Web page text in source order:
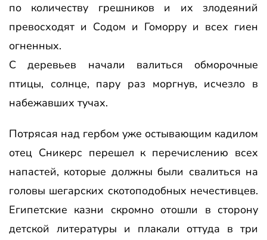
по количеству грешников и их злодеяний
превосходят и Содом и Гоморру и всех гиен
огненных.
С деревьев начали валиться обморочные
птицы, солнце, пару раз моргнув, исчезло в
набежавших тучах.
Потрясая над гербом уже остывающим кадилом
отец Сникерс перешел к перечислению всех
напастей, которые должны были свалиться на
головы шегарских скотоподобных нечестивцев.
Египетские казни скромно отошли в сторону
детской литературы и плакали оттуда в три